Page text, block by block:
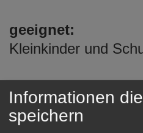
geeignet:
Kleinkinder und
Informationen
speichern